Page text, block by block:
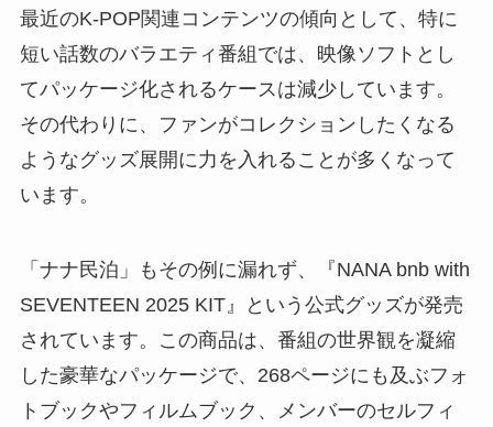
最近のK-POP関連コンテンツの傾向として、特に
短い話数のバラエティ番組では、映像ソフトとし
てパッケージ化されるケースは減少しています。
その代わりに、ファンがコレクションしたくなる
ようなグッズ展開に力を入れることが多くなって
います。
「ナナ民泊」もその例に漏れず、『NANA bnb with
SEVENTEEN 2025 KIT』という公式グッズが発売
されています。この商品は、番組の世界観を凝縮
した豪華なパッケージで、268ページにも及ぶフォ
トブックやフィルムブック、メンバーのセルフィ